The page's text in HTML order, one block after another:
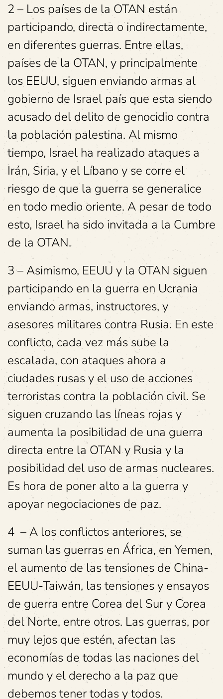
2 – Los países de la OTAN están
participando, directa o indirectamente,
en diferentes guerras. Entre ellas,
países de la OTAN, y principalmente
los EEUU, siguen enviando armas al
gobierno de Israel país que esta siendo
acusado del delito de genocidio contra
la población palestina. Al mismo
tiempo, Israel ha realizado ataques a
Irán, Siria, y el Líbano y se corre el
riesgo de que la guerra se generalice
en todo medio oriente. A pesar de todo
esto, Israel ha sido invitada a la Cumbre
de la OTAN.
3 – Asimismo, EEUU y la OTAN siguen
participando en la guerra en Ucrania
enviando armas, instructores, y
asesores militares contra Rusia. En este
conflicto, cada vez más sube la
escalada, con ataques ahora a
ciudades rusas y el uso de acciones
terroristas contra la población civil. Se
siguen cruzando las líneas rojas y
aumenta la posibilidad de una guerra
directa entre la OTAN y Rusia y la
posibilidad del uso de armas nucleares.
Es hora de poner alto a la guerra y
apoyar negociaciones de paz.
4 – A los conflictos anteriores, se
suman las guerras en África, en Yemen,
el aumento de las tensiones de China-
EEUU-Taiwán, las tensiones y ensayos
de guerra entre Corea del Sur y Corea
del Norte, entre otros. Las guerras, por
muy lejos que estén, afectan las
economías de todas las naciones del
mundo y el derecho a la paz que
debemos tener todas y todos.